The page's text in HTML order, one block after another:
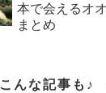
本で会えるオ
まとめ
こんな記事も♪